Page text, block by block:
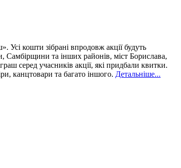
кошти зібрані впродовж акції будуть
Самбірщини та інших районів, міст Борислава,
серед учасників акції, які придбали квитки.
канцтовари та багато іншого. Детальніше...